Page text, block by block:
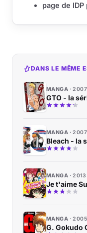
page de
DANS LE MÊME
MANGA 2007
GTO - la
MANGA 2007
Bleach - la
MANGA 2013
Je t'aime
MANGA 2005
G. Gokudo